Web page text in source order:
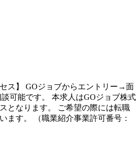
セス】 GOジョブからエントリー→面
可能です。 本求人はGOジョブ株式
となります。 ご希望の際には転職
ます。 （職業紹介事業許可番号：